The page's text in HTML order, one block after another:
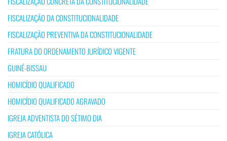
FISCALIZAÇÃO DA CONSTITUCIONALIDADE
FISCALIZAÇÃO PREVENTIVA DA CONSTITUCIONALIDADE
FRATURA DO ORDENAMENTO JURÍDICO VIGENTE
GUINÉ-BISSAU
HOMICÍDIO QUALIFICADO
HOMICÍDIO QUALIFICADO AGRAVADO
IGREJA ADVENTISTA DO SÉTIMO DIA
IGREJA CATÓLICA